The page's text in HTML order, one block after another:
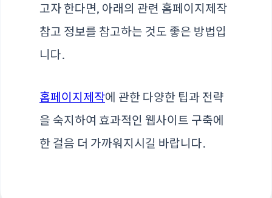
고자 한다면, 아래의 관련 홈페이지제작
참고 정보를 참고하는 것도 좋은 방법입
니다.
홈페이지제작에 관한 다양한 팁과 전략
을 숙지하여 효과적인 웹사이트 구축에
한 걸음 더 가까워지시길 바랍니다.